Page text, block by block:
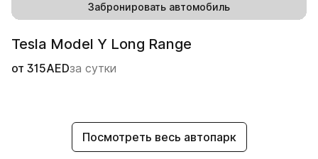
Забронировать автомобиль
Tesla Model Y Long Range
от 315AEDза сутки
Посмотреть весь автопарк